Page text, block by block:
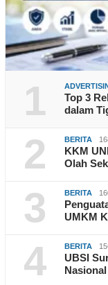
1
Top 3
dalam
2 BERITA
KKM
Olah
3 BERITA
UMKM
4 BERITA
UBSI